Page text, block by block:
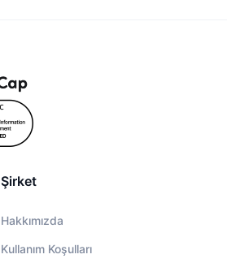
Şirket
Hakkımızda
Kullanım Koşulları